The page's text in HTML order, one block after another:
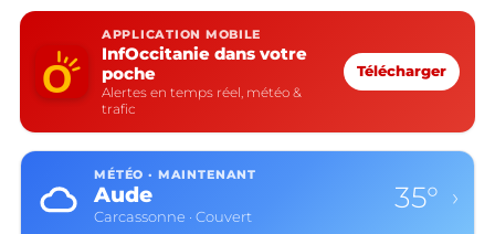
APPLICATION MOBILE
InfOccitanie dans votre
poche
Alertes en temps réel, météo &
trafic
Télécharger
MÉTÉO · MAINTENANT
Aude
Carcassonne · Couvert
35° ›